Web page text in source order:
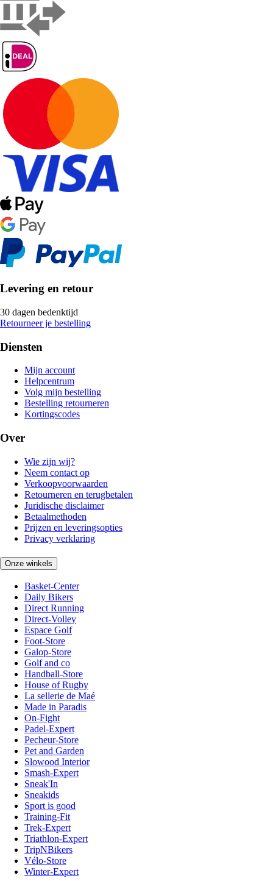
Levering en retour
30 dagen bedenktijd
Retourneer je bestelling
Diensten
Mijn account
Helpcentrum
Volg mijn bestelling
Bestelling retourneren
Kortingscodes
Over
Wie zijn wij?
Neem contact op
Verkoopvoorwaarden
Retourneren en terugbetalen
Juridische disclaimer
Betaalmethoden
Prijzen en leveringsopties
Privacy verklaring
Onze winkels
Basket-Center
Daily Bikers
Direct Running
Direct-Volley
Espace Golf
Foot-Store
Galop-Store
Golf and co
Handball-Store
House of Rugby
La sellerie de Maé
Made in Paradis
On-Fight
Padel-Expert
Pecheur-Store
Pet and Garden
Slowood Interior
Smash-Expert
Sneak'In
Sneakids
Sport is good
Training-Fit
Trek-Expert
Triathlon-Expert
TripNBikers
Vélo-Store
Winter-Expert